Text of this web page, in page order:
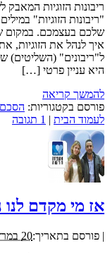
ריבונות הזוגיות המאבק
"ריבונות הזוגיות"
שלכם בעצמכם. במקום
איך לנהל את
ל"ריבונים" (השליטים)
היא עניין פרטי […]
להמשך קריאה
פורסם בקטגוריות: הסכם
לעמוד הבית | 1 תגובה
אז מי מקדם לנו
| פורסם בתאריך:20 במרץ 2013